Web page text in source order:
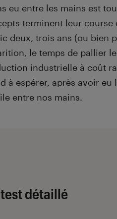
eu entre les mains est
terminent leur course
deux, trois ans (ou bien
le temps de pallier
industrielle à coût
à espérer, après avoir
entre nos mains.
détaillé